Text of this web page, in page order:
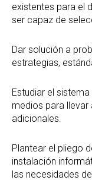
existentes para el
ser capaz de
Dar solución a
estrategias,
Estudiar el
medios para
adicionales.
Plantear el pliego
instalación
las necesidades